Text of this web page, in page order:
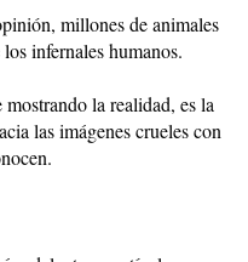
millones de animales
infernales humanos.
la realidad, es la
las imágenes crueles con